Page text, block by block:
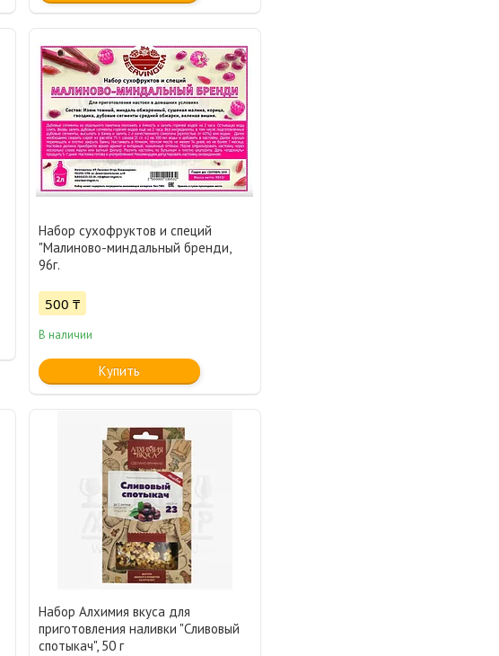
Набор сухофруктов и специй
"Малиново-миндальный бренди,
96г.
500 ₸
В наличии
Купить
Набор Алхимия вкуса для
приготовления наливки "Сливовый
спотыкач", 50 г